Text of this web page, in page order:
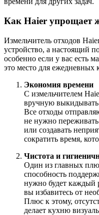
Как Haier упрощает
Измельчитель отходов
устройство, а настоящий
особенно если у вас есть
это место для ежедневных
Экономия времени
С измельчителем
вручную
Все отходы
не нужно переживать
или создавать
сократить время,
Чистота и
Один из главных
способность
нужно будет каждый
вы избавитесь от
Плюс к этому,
делает кухню